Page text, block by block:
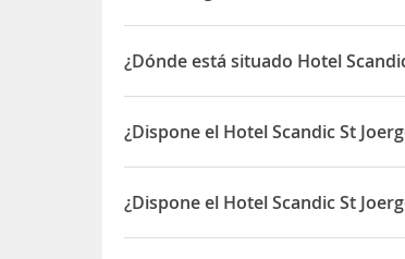
El hotel se encuentra en el centro,
como el castillo Malmöhus y la
de Malmö. La estación de trenes está
¿Dónde está situado Hotel
El Hotel Scandic St Joergen está
¿Dispone el Hotel Scandic St
Sí, el Hotel Scandic St Joergen
¿Dispone el Hotel Scandic St
Sí, el Hotel Scandic St Joergen